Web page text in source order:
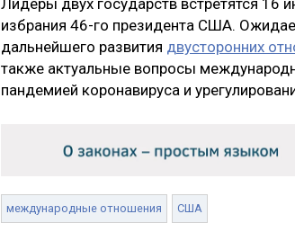
Лидеры двух государств встретятся 16
избрания 46-го президента США.
дальнейшего развития двусторонних
также актуальные вопросы
пандемией коронавируса и
международные отношения США